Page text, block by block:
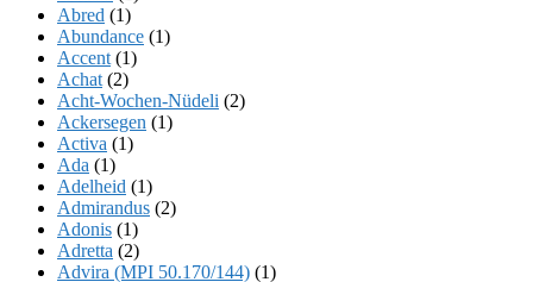
Abred (1)
Abundance (1)
Accent (1)
Achat (2)
Acht-Wochen-Nüdeli (2)
Ackersegen (1)
Activa (1)
Ada (1)
Adelheid (1)
Admirandus (2)
Adonis (1)
Adretta (2)
Advira (MPI 50.170/144) (1)